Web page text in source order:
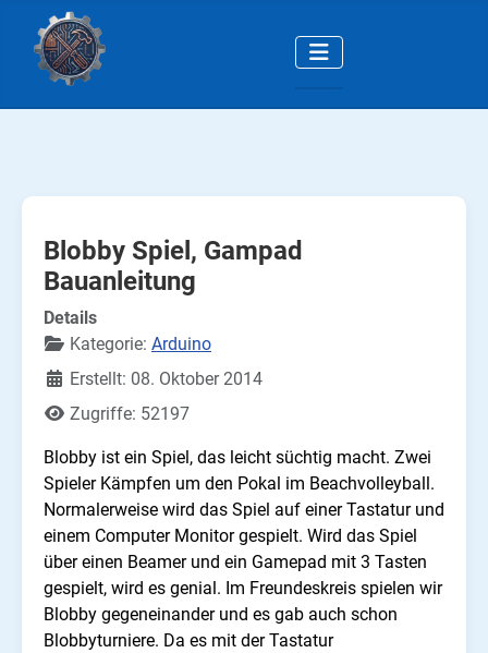
Blobby Spiel, Gampad
Bauanleitung
Details
Kategorie: Arduino
Erstellt: 08. Oktober 2014
Zugriffe: 52197
Blobby ist ein Spiel, das leicht süchtig macht. Zwei
Spieler Kämpfen um den Pokal im Beachvolleyball.
Normalerweise wird das Spiel auf einer Tastatur und
einem Computer Monitor gespielt. Wird das Spiel
über einen Beamer und ein Gamepad mit 3 Tasten
gespielt, wird es genial. Im Freundeskreis spielen wir
Blobby gegeneinander und es gab auch schon
Blobbyturniere. Da es mit der Tastatur